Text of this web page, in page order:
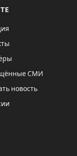
СМИ
новость